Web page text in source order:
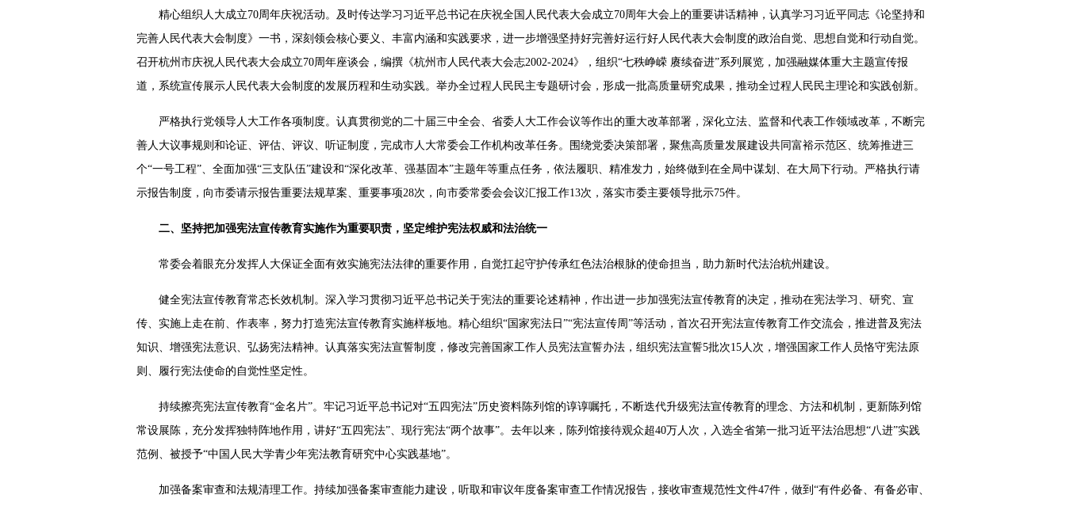
精心组织人大成立70周年庆祝活动。及时传达学习习近平总书记在庆祝全国人民代表大会成立70周年大会上的重要讲话精神，认真学习习近平同志《论坚持和
完善人民代表大会制度》一书，深刻领会核心要义、丰富内涵和实践要求，进一步增强坚持好完善好运行好人民代表大会制度的政治自觉、思想自觉和行动自觉。
召开杭州市庆祝人民代表大会成立70周年座谈会，编撰《杭州市人民代表大会志2002-2024》，组织“七秩峥嵘 赓续奋进”系列展览，加强融媒体重大主题宣传报
道，系统宣传展示人民代表大会制度的发展历程和生动实践。举办全过程人民民主专题研讨会，形成一批高质量研究成果，推动全过程人民民主理论和实践创新。
严格执行党领导人大工作各项制度。认真贯彻党的二十届三中全会、省委人大工作会议等作出的重大改革部署，深化立法、监督和代表工作领域改革，不断完
善人大议事规则和论证、评估、评议、听证制度，完成市人大常委会工作机构改革任务。围绕党委决策部署，聚焦高质量发展建设共同富裕示范区、统筹推进三
个“一号工程”、全面加强“三支队伍”建设和“深化改革、强基固本”主题年等重点任务，依法履职、精准发力，始终做到在全局中谋划、在大局下行动。严格执行请
示报告制度，向市委请示报告重要法规草案、重要事项28次，向市委常委会会议汇报工作13次，落实市委主要领导批示75件。
二、坚持把加强宪法宣传教育实施作为重要职责，坚定维护宪法权威和法治统一
常委会着眼充分发挥人大保证全面有效实施宪法法律的重要作用，自觉扛起守护传承红色法治根脉的使命担当，助力新时代法治杭州建设。
健全宪法宣传教育常态长效机制。深入学习贯彻习近平总书记关于宪法的重要论述精神，作出进一步加强宪法宣传教育的决定，推动在宪法学习、研究、宣
传、实施上走在前、作表率，努力打造宪法宣传教育实施样板地。精心组织“国家宪法日”“宪法宣传周”等活动，首次召开宪法宣传教育工作交流会，推进普及宪法
知识、增强宪法意识、弘扬宪法精神。认真落实宪法宣誓制度，修改完善国家工作人员宪法宣誓办法，组织宪法宣誓5批次15人次，增强国家工作人员恪守宪法原
则、履行宪法使命的自觉性坚定性。
持续擦亮宪法宣传教育“金名片”。牢记习近平总书记对“五四宪法”历史资料陈列馆的谆谆嘱托，不断迭代升级宪法宣传教育的理念、方法和机制，更新陈列馆
常设展陈，充分发挥独特阵地作用，讲好“五四宪法”、现行宪法“两个故事”。去年以来，陈列馆接待观众超40万人次，入选全省第一批习近平法治思想“八进”实践
范例、被授予“中国人民大学青少年宪法教育研究中心实践基地”。
加强备案审查和法规清理工作。持续加强备案审查能力建设，听取和审议年度备案审查工作情况报告，接收审查规范性文件47件，做到“有件必备、有备必审、